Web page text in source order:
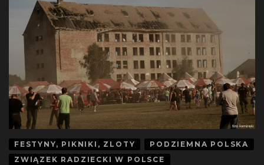
FESTYNY, PIKNIKI, ZLOTY
PODZIEMNA POLSKA
ZWIĄZEK RADZIECKI W POLSCE